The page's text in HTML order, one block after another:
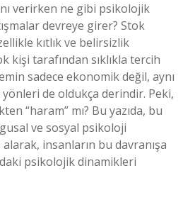
verirken ne gibi psikolojik
devreye girer? Stok
kıtlık ve belirsizlik
kişi tarafından sıklıkla tercih
sadece ekonomik değil, aynı
de oldukça derindir. Peki,
“haram” mı? Bu yazıda, bu
ve sosyal psikoloji
insanların bu davranışa
psikolojik dinamikleri